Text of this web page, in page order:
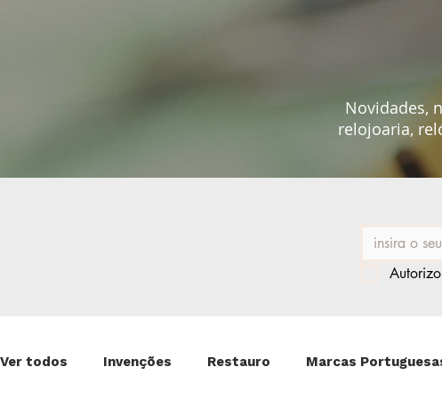
Novidades,
relojoaria,
Ver todos Invenções Restauro Marcas